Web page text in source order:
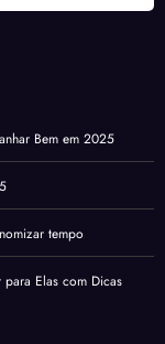
Bem em 2025
tempo
para Elas com Dicas